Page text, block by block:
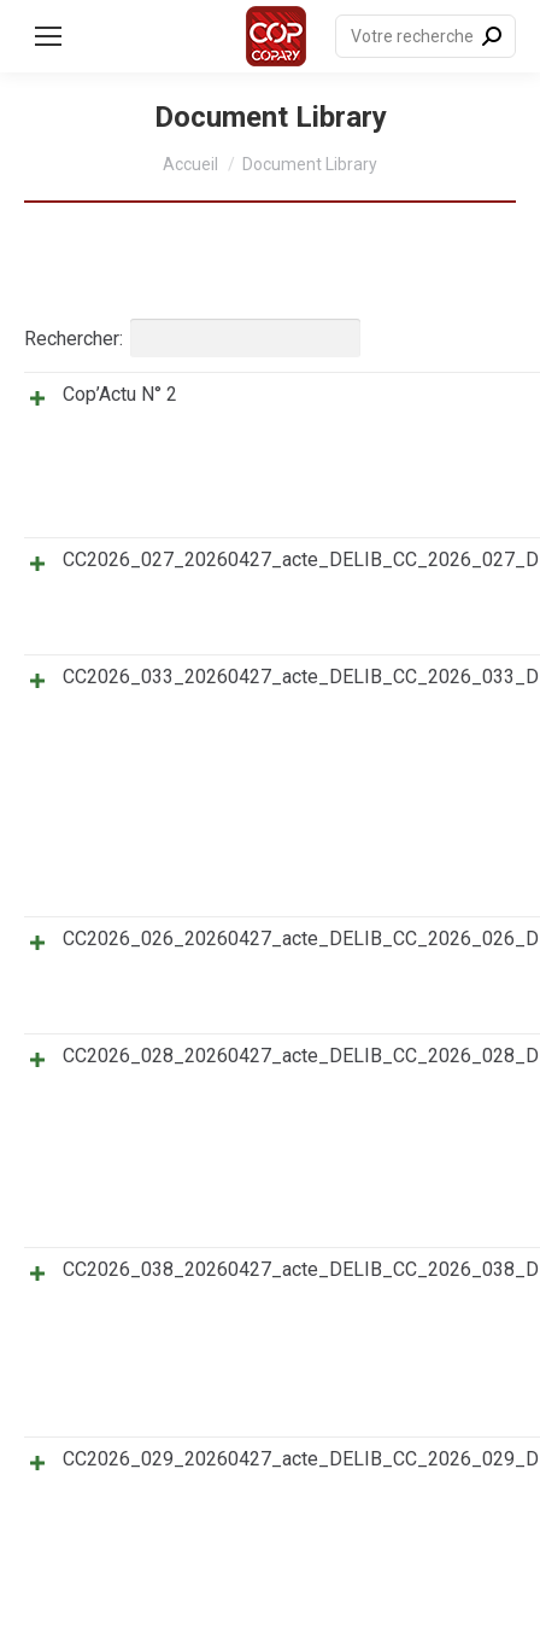
principal
Recherche
:
Document Library
Accueil Document Library
Rechercher:
Titre Résumé
Cop’Actu N° 2